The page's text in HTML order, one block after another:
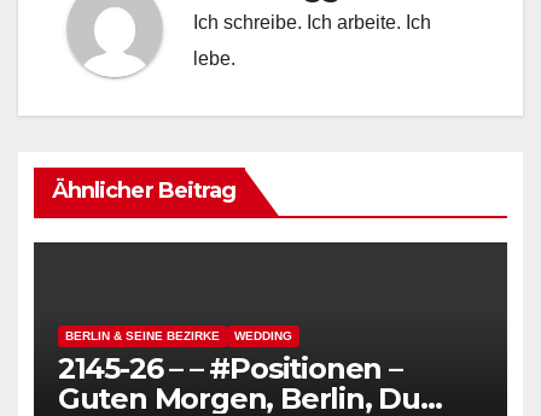
Ich schreibe. Ich arbeite. Ich
lebe.
Ähnlicher Beitrag
BERLIN & SEINE BEZIRKE WEDDING
2145-26 – – #Positionen –
Guten Morgen, Berlin, Du